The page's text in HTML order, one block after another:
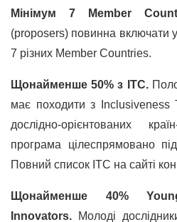
Мінімум 7 Member
(proposers) повинна включати
7 різних Member Countries.
Щонайменше 50% з ITC.
має походити з
дослідно-орієнтованих
програма цілеспрямовано
Повний список ITC на сайті
Щонайменше 40%
Innovators. Молоді